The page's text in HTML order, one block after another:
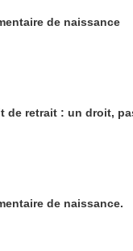
de naissance
de retrait : un droit,
de naissance.